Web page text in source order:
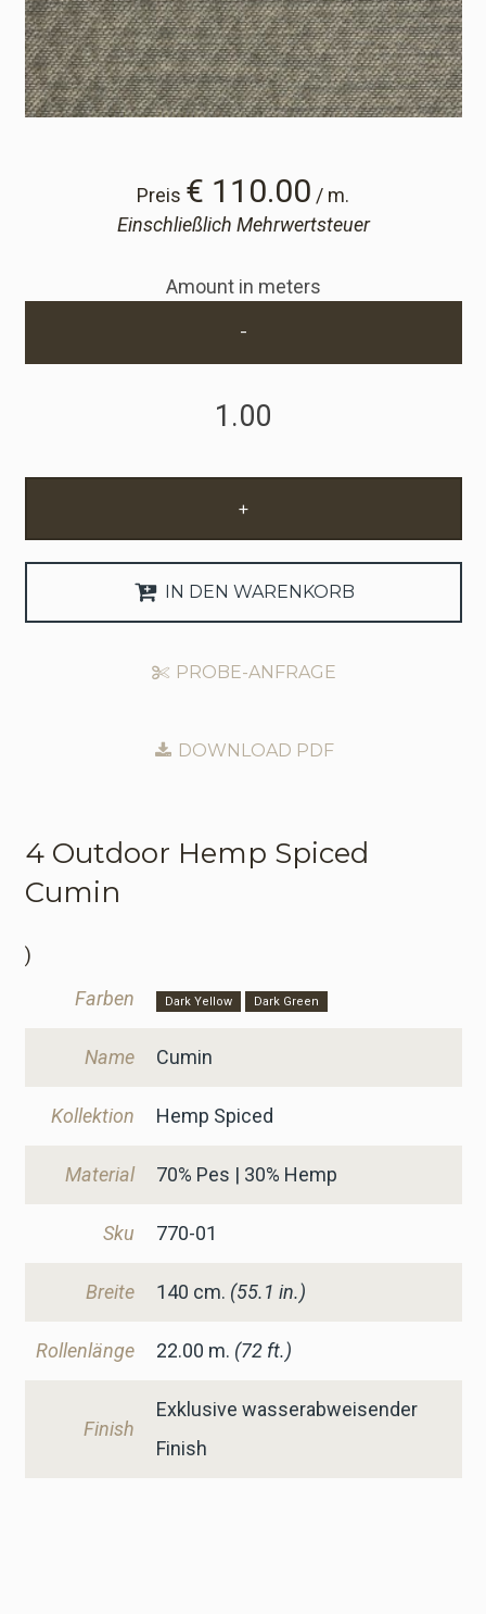
Preis € 110.00 / m.
Einschließlich Mehrwertsteuer
Amount in meters
-
+
IN DEN WARENKORB
PROBE-ANFRAGE
DOWNLOAD PDF
4 Outdoor Hemp Spiced
Cumin
)
Farben
Dark Yellow Dark Green
Name Cumin
Kollektion Hemp Spiced
Material 70% Pes | 30% Hemp
Sku 770-01
Breite 140 cm. (55.1 in.)
Rollenlänge 22.00 m. (72 ft.)
Finish
Exklusive wasserabweisender
Finish
Cart
Cart
Probe-Anfrage
Anfrage Geschäftskonto